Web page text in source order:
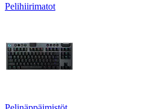
Pelihiirimatot